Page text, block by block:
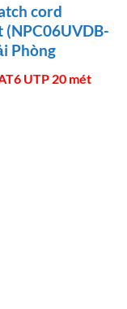
cord
(NPC06UVDB-
Phòng
UTP 20 mét